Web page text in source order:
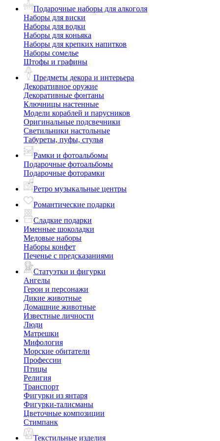
Подарочные наборы для алкоголя
Наборы для виски
Наборы для водки
Наборы для коньяка
Наборы для крепких напитков
Наборы сомелье
Штофы и графины
Предметы декора и интерьера
Декоративное оружие
Декоративные фонтаны
Ключницы настенные
Модели кораблей и парусников
Оригинальные подсвечники
Светильники настольные
Табуреты, пуфы, стулья
Рамки и фотоальбомы
Подарочные фотоальбомы
Подарочные фоторамки
Ретро музыкальные центры
Романтические подарки
Сладкие подарки
Именные шоколадки
Медовые наборы
Наборы конфет
Печенье с предсказаниями
Статуэтки и фигурки
Ангелы
Герои и персонажи
Дикие животные
Домашние животные
Известные личности
Люди
Матрешки
Мифология
Морские обитатели
Профессии
Птицы
Религия
Транспорт
Фигурки из янтаря
Фигурки-талисманы
Цветочные композиции
Стимпанк
Текстильные изделия